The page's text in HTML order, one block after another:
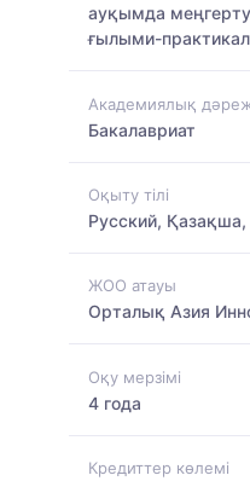
ауқымда
ғылыми-
Академиялық
Бакалавриат
Оқыту тілі
Русский, Қазақша,
ЖОО атауы
Орталық Азия
Оқу мерзімі
4 года
Кредиттер көлемі